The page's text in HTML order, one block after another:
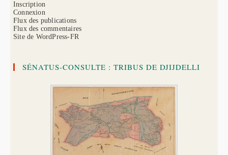
Inscription
Connexion
Flux des publications
Flux des commentaires
Site de WordPress-FR
SÉNATUS-CONSULTE : TRIBUS DE DJIJDELLI